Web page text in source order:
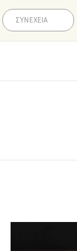
ΣΥΝΕΧΕΙΑ